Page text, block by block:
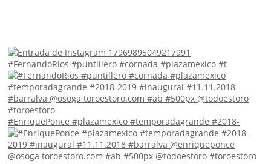
#FernandoRios #puntillero #cornada #plazamexico #t
#EnriquePonce #plazamexico #temporadagrande #2018-